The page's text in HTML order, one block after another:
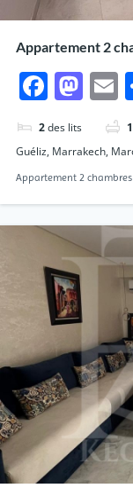
Appartement 2
2des lits 1
Guéliz, Marrakech,
Appartement 2 chambres